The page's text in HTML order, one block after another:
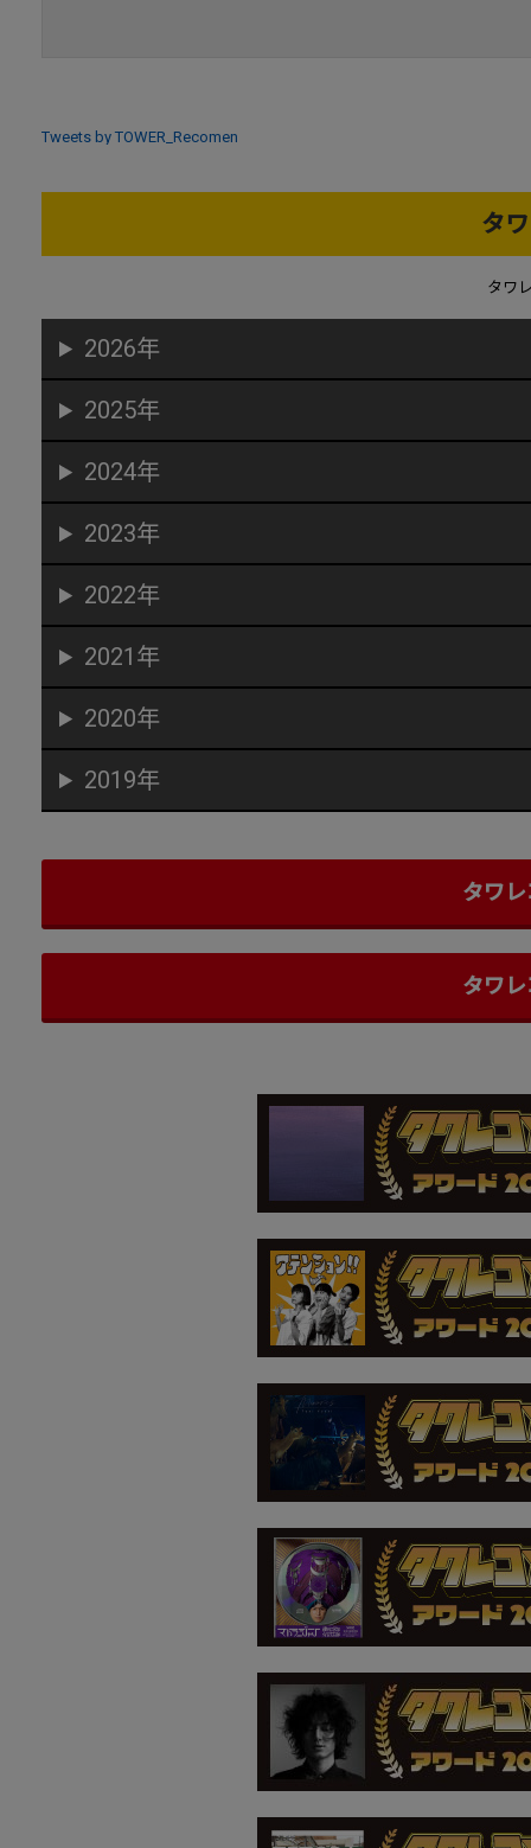
Tweets by TOWER_Recomen
タ
タワ
2026年
2025年
2024年
2023年
2022年
2021年
2020年
2019年
タワ
タワ